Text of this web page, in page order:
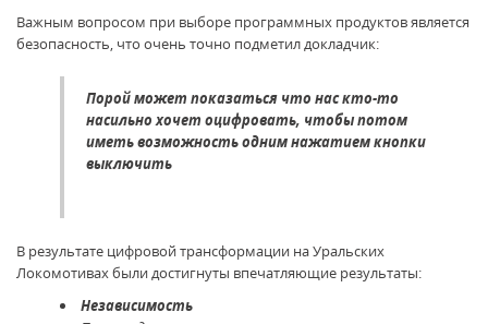
Важным вопросом при выборе программных продуктов является
безопасность, что очень точно подметил докладчик:
Порой может показаться что нас кто-то
насильно хочет оцифровать, чтобы потом
иметь возможность одним нажатием кнопки
выключить
В результате цифровой трансформации на Уральских
Локомотивах были достигнуты впечатляющие результаты:
Независимость